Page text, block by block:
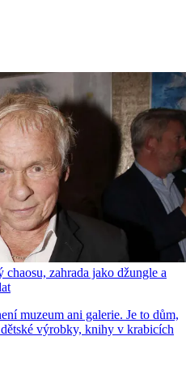
zahrada jako džungle a
muzeum ani galerie. Je to dům,
výrobky, knihy v krabicích